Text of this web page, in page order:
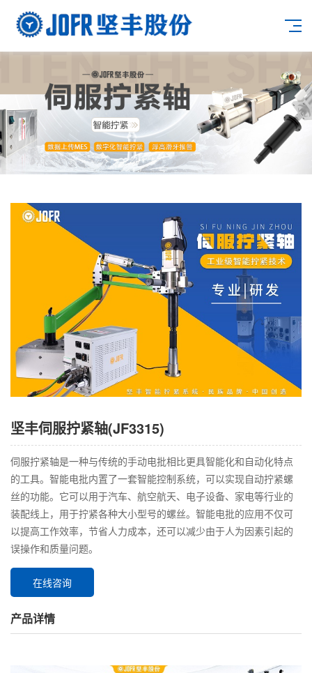
坚丰伺服拧紧轴(JF3315)
伺服拧紧轴是一种与传统的手动电批相比更具智能化和自动化特点
的工具。智能电批内置了一套智能控制系统，可以实现自动拧紧螺
丝的功能。它可以用于汽车、航空航天、电子设备、家电等行业的
装配线上，用于拧紧各种大小型号的螺丝。智能电批的应用不仅可
以提高工作效率，节省人力成本，还可以减少由于人为因素引起的
误操作和质量问题。
在线咨询
产品详情